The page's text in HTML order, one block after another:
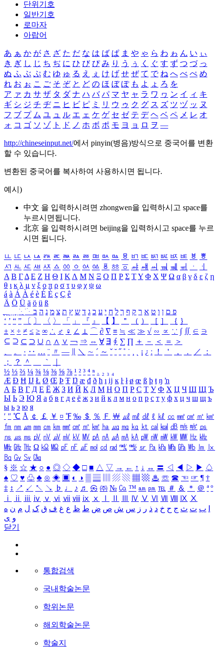
단위기호
일반기호
로마자
아랍어
あ ぁ か が さ ざ た だ な は ば ぱ ま や ゃ ら わ ゎ ん い ぃ
き ぎ し じ ち ぢ に ひ び ぴ み り う ぅ く ぐ す ず つ づ っ
ぬ ふ ぶ ぷ む ゆ ゅ る え ぇ け げ せ ぜ て で ね へ べ ぺ め
れ お ぉ こ ご そ ぞ と ど の ほ ぼ ぽ も よ ょ ろ を
ア ァ カ サ ザ タ ダ ナ ハ バ パ マ ヤ ャ ラ ワ ヮ ン イ ィ キ
ギ シ ジ チ ヂ ニ ヒ ビ ピ ミ リ ウ ゥ ク グ ス ズ ツ ヅ ッ ヌ
フ ブ プ ム ユ ュ ル エ ェ ケ ゲ セ ゼ テ デ ヘ ベ ペ メ レ オ
ォ コ ゴ ソ ゾ ト ド ノ ホ ボ ポ モ ヨ ョ ロ ヲ ―
http://chineseinput.net/에서 pinyin(병음)방식으로 중국어를 변환
할 수 있습니다.
변환된 중국어를 복사하여 사용하시면 됩니다.
예시)
中文 을 입력하시려면 zhongwen을 입력하시고 space를
누르시면됩니다.
北京 을 입력하시려면 beijing을 입력하시고 space를 누르
시면 됩니다.
ㅥ ㅦ ㅧ ㅨ ㅩ ㅪ ㅫ ㅬ ㅭ ㅮ ㅯ ㅰ ㅱ ㅲ ㅳ ㅴ ㅵ ㅶ ㅷ ㅸ
ㅹ
ㅺ ㅻ ㅼ ㅽ ㅾ ㅿ ㆀ ㆁ ㆂ ㆃ ㆄ ㆅ ㆆ ㆇ ㆈ ㆉ ㆊ ㆋ ㆌ ㆍ
ㆎ
Α Β ΓΔ Ε Ζ Η Θ Ι ΚΛ Μ Ν Ξ Ο Π Ρ Σ ΤΥ Φ Χ Ψ Ω α β γ δ ε ζ η
θ ι κ λ μ ν ξ ο π ρ σ τ υ φ χ ψ ω
á à Á À é è É È ç Ç ê
Ä Ö Ü ä ö ü ß
ִֶֹ ֻּ ׁׂ פ ם ן ו ט א ר ק ף ך ל ח י ע כ ג ד ש ץ ת צ מ נ ה ב
‘ ’ “ ” 〔 〕 〈 〉 「 」 『 』 【 】 ＂ （ ） ［ ］ ｛ ｝
± × ÷ ≠ ≤ ≥ ∞ ∴ ♂ ♀ ∠ ⊥ ⌒ ∂ ∇ ≡ ≒ ≪ ≫ √ ∽ ∝ ∵ ∫ ∬ ∈ ∋
⊆ ⊇ ⊂ ⊃ ∪ ∩ ∧ ∨ ￢ ⇒ ⇔ ∀ ∃ ∮ ∑ ∏ ＋ － ＜ ＝
＞
、
。 · ‥ … ¨ 〃 ― ＼ ∼ ´ ～ ˇ ˘ ˝ ˚ ˙ ¸ ¡ ¿ ː ！ ＇ ， ． ／
：
；
？ ＾ ｀
½ ⅓ ⅔ ¼ ¾ ⅛ ⅜ ⅝ ⅞ ¹ ² ³ ⁴ ⁿ ₁ ₂ ₃ ₄
Æ Ð Ħ Ĳ Ł Ø Œ Þ Ŧ Ŋ æ đ ð ħ ı ĳ ĸ ŀ ł ø œ ß þ ŧ ŋ ŉ
А Б В Г Д Е Ё Ж З И Й К Л М Н О П Р С Т У Ф Х Ц Ч Ш Щ Ъ
Ы Ь Э Ю Я а б в г д е ё ж з и й к л м н о п р с т у ф х ц ч ш щ ъ
ы ь э ю я
′ ″ ℃ Å ￠ ￡ ￥ ¤ ℉ ‰ ＄ ％ Ｆ ￦ ㎕ ㎖ ㎗ ℓ ㎘ ㏄ ㎣ ㎤ ㎥ ㎦
㎙ ㎚ ㎛ ㎜ ㎝ ㎞ ㎟ ㎠ ㎡ ㎢ ㏊ ㎍ ㎎ ㎏ ㏏ ㎈ ㎉ ㏈ ㎧ ㎨ ㎰
㎱ ㎲ ㎳ ㎴ ㎵ ㎶ ㎷ ㎸ ㎹ ㎀ ㎁ ㎂ ㎃ ㎄ ㎺ ㎻ ㎽ ㎾ ㎿ ㎐ ㎑
㎒ ㎓ ㎔ Ω ㏀ ㏁ ㎊ ㎋ ㎌ ㏖ ㏅ ㎭ ㎮ ㎯ ㏛ ㎩ ㎪ ㎫ ㎬ ㏝ ㏐
㏓
㏃ ㏉ ㏜ ㏆
§ ※ ☆ ★ ○ ● ◎ ◇ ◆ □ ■ △ ▽ → ← ↑ ↓ ↔ 〓 ◁ ◀ ▷ ▶ ♤
♠ ♡ ♥ ♧ ♣ ⊙ ◈ ▣ ◐ ◑ ▒ ▤ ▨ ▧ ▦ ▩ ♨ ☏ ☎ ☜ ☞ ¶ †
‡ ↕ ↗ ↙ ↖ ↘ ♭ ♩ ♪ ♬ ㉿ ㈜ № ㏇ ™ ㏂ ㏘ ℡ ＃ ＆ ＊ ＠ ª º
ⅰ
ⅱ ⅲ ⅳ ⅴ ⅵ ⅶ ⅷ ⅸ ⅹ Ⅳ Ⅴ Ⅵ Ⅶ Ⅷ Ⅸ Ⅹ
ب ت ث ج ح خ د ذ ر ز س ش ص ض ط ظ ع غ ف ق ک ل م ن ه
و ی
닫기
통합검색
국내학술논문
학위논문
해외학술논문
학술지